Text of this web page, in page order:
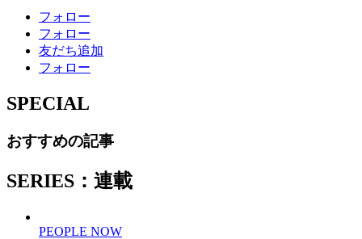
フォロー
フォロー
友だち追加
フォロー
SPECIAL
おすすめの記事
SERIES：連載
PEOPLE NOW